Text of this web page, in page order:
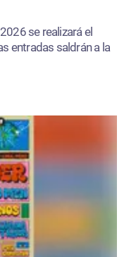
se realizará el
entradas saldrán a la